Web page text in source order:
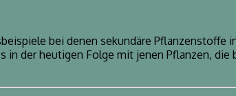
bei denen sekundäre Pflanzenstoffe
der heutigen Folge mit jenen Pflanzen, die